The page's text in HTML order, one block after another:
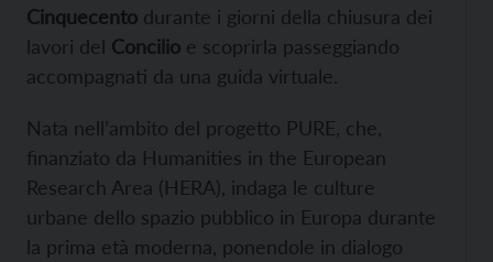
Cinquecento durante i giorni della chiusura dei
lavori del Concilio e scoprirla passeggiando
accompagnati da una guida virtuale.
Nata nell’ambito del progetto PURE, che,
finanziato da Humanities in the European
Research Area (HERA), indaga le culture
urbane dello spazio pubblico in Europa durante
la prima età moderna, ponendole in dialogo